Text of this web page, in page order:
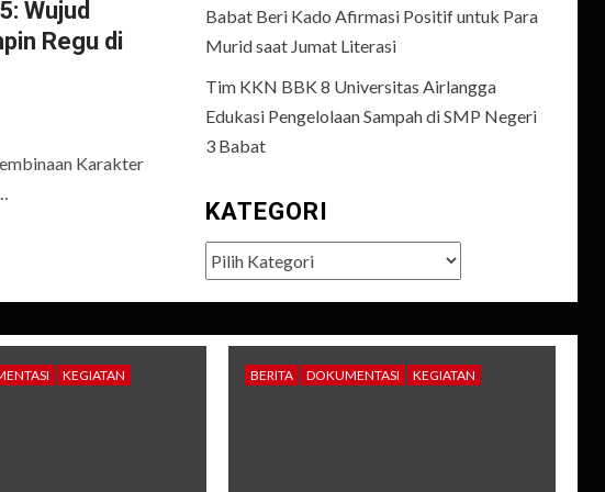
Wujud
Regu di
Karakter
Babat Beri Kado Afirmasi Positif untuk Para
Murid saat Jumat Literasi
Tim KKN BBK 8 Universitas Airlangga
Edukasi Pengelolaan Sampah di SMP Negeri
3 Babat
KATEGORI
Kategori
KEGIATAN BERITA DOKUMENTASI KEGIATAN